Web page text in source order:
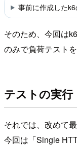
事前に作成した
そのため、今回は
のみで負荷テスト
テストの実行
それでは、改めて
今回は「Single